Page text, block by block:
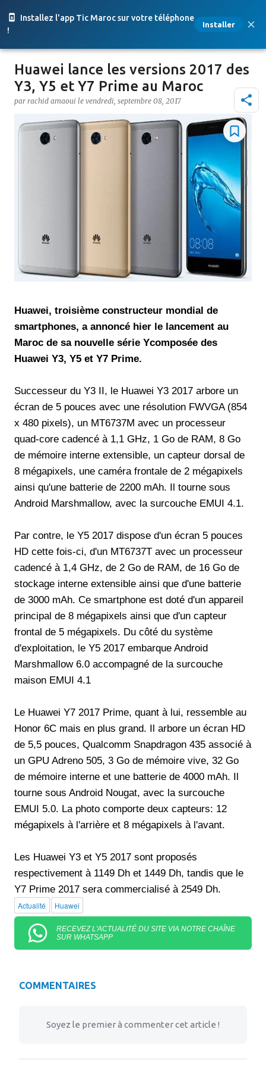
Installez l'app Tic Maroc sur votre téléphone
!
Installer
Accéder au contenu principal
Huawei lance les versions 2017 des
Y3, Y5 et Y7 Prime au Maroc
par rachid amaoui le vendredi, septembre 08, 2017
Huawei, troisième constructeur mondial de
smartphones, a annoncé hier le lancement au
Maroc de sa nouvelle série Ycomposée des
Huawei Y3, Y5 et Y7 Prime.
Successeur du Y3 II, le Huawei Y3 2017 arbore un
écran de 5 pouces avec une résolution FWVGA (854
x 480 pixels), un MT6737M avec un processeur
quad-core cadencé à 1,1 GHz, 1 Go de RAM, 8 Go
de mémoire interne extensible, un capteur dorsal de
8 mégapixels, une caméra frontale de 2 mégapixels
ainsi qu'une batterie de 2200 mAh. Il tourne sous
Android Marshmallow, avec la surcouche EMUI 4.1.
Par contre, le Y5 2017 dispose d'un écran 5 pouces
HD cette fois-ci, d'un MT6737T avec un processeur
cadencé à 1,4 GHz, de 2 Go de RAM, de 16 Go de
stockage interne extensible ainsi que d'une batterie
de 3000 mAh. Ce smartphone est doté d'un appareil
principal de 8 mégapixels ainsi que d'un capteur
frontal de 5 mégapixels. Du côté du système
d'exploitation, le Y5 2017 embarque Android
Marshmallow 6.0 accompagné de la surcouche
maison EMUI 4.1
Le Huawei Y7 2017 Prime, quant à lui, ressemble au
Honor 6C mais en plus grand. Il arbore un écran HD
de 5,5 pouces, Qualcomm Snapdragon 435 associé à
un GPU Adreno 505, 3 Go de mémoire vive, 32 Go
de mémoire interne et une batterie de 4000 mAh. Il
tourne sous Android Nougat, avec la surcouche
EMUI 5.0. La photo comporte deux capteurs: 12
mégapixels à l'arrière et 8 mégapixels à l'avant.
Les Huawei Y3 et Y5 2017 sont proposés
respectivement à 1149 Dh et 1449 Dh, tandis que le
Y7 Prime 2017 sera commercialisé à 2549 Dh.
Actualité Huawei
RECEVEZ L'ACTUALITÉ DU SITE VIA NOTRE CHAÎNE
SUR WHATSAPP
COMMENTAIRES
Soyez le premier à commenter cet article !